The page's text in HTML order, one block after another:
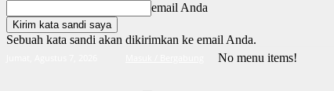
email Anda
Sebuah kata sandi akan dikirimkan ke email Anda.
No menu items!